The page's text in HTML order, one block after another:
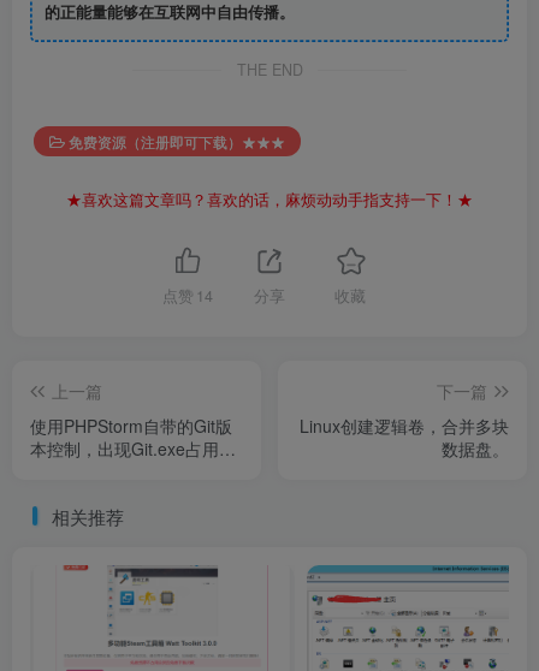
的正能量能够在互联网中自由传播。
THE END
免费资源（注册即可下载）★★★
★喜欢这篇文章吗？喜欢的话，麻烦动动手指支持一下！★
点赞 14 分享 收藏
上一篇
使用PHPStorm自带的Git版
本控制，出现Git.exe占用内
下一篇
Linux创建逻辑卷，合并多块
数据盘。
相关推荐